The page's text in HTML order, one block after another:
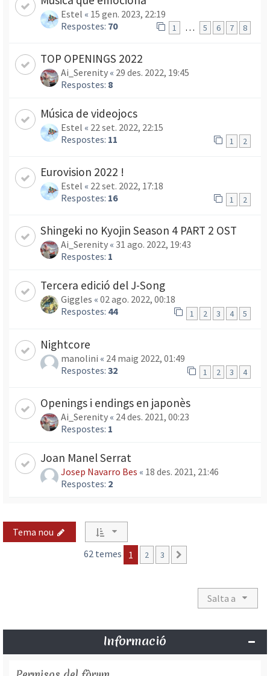
Estel « 15 gen. 2023, 22:19
Respostes: 70 1 … 5 6 7 8
TOP OPENINGS 2022
Ai_Serenity « 29 des. 2022, 19:45
Respostes: 8
Música de videojocs
Estel « 22 set. 2022, 22:15
Respostes: 11 1 2
Eurovision 2022 !
Estel « 22 set. 2022, 17:18
Respostes: 16 1 2
Shingeki no Kyojin Season 4 PART 2 OST
Ai_Serenity « 31 ago. 2022, 19:43
Respostes: 1
Tercera edició del J-Song
Giggles « 02 ago. 2022, 00:18
Respostes: 44 1 2 3 4 5
Nightcore
manolini « 24 maig 2022, 01:49
Respostes: 32 1 2 3 4
Openings i endings en japonès
Ai_Serenity « 24 des. 2021, 00:23
Respostes: 1
Joan Manel Serrat
Josep Navarro Bes « 18 des. 2021, 21:46
Respostes: 2
Tema nou
62 temes
1 2 3
Salta a
Informació